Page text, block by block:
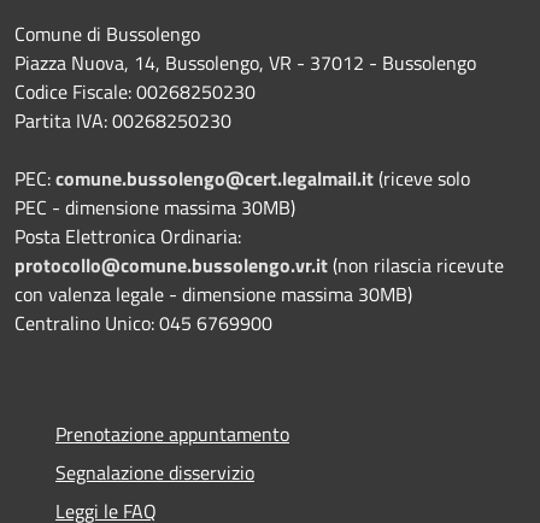
Comune di Bussolengo
Piazza Nuova, 14, Bussolengo, VR - 37012 - Bussolengo
Codice Fiscale: 00268250230
Partita IVA: 00268250230
PEC:comune.bussolengo@cert.legalmail.it(riceve solo
PEC - dimensione massima 30MB)
Posta Elettronica Ordinaria:
protocollo@comune.bussolengo.vr.it(non rilascia ricevute
con valenza legale - dimensione massima 30MB)
Centralino Unico: 045 6769900
Prenotazione appuntamento
Segnalazione disservizio
Leggi le FAQ